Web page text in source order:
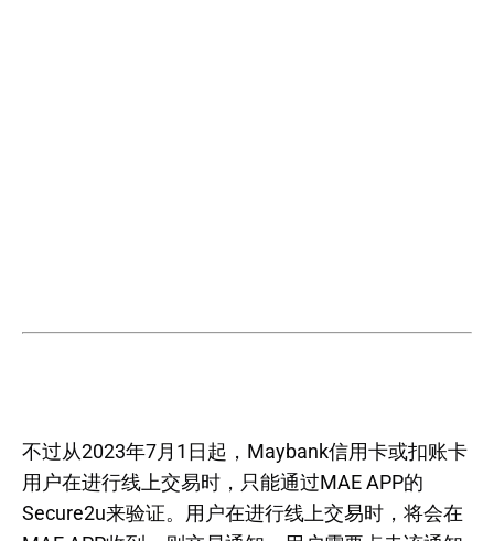
不过从2023年7月1日起，Maybank信用卡或扣账卡
用户在进行线上交易时，只能通过MAE APP的
Secure2u来验证。用户在进行线上交易时，将会在